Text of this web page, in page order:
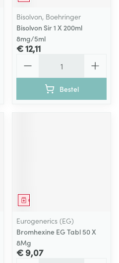
Bisolvon, Boehringer
Bisolvon Sir 1 X 200ml
8mg/5ml
€ 12,11
Bestel
Geneesmiddel
Eurogenerics (EG)
Bromhexine EG Tabl 50 X
8Mg
€ 9,07